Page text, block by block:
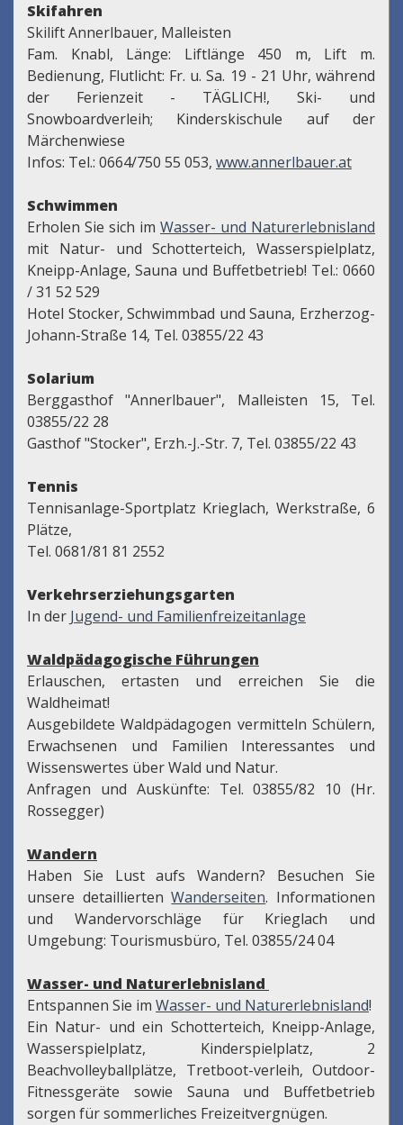
Skifahren
Skilift Annerlbauer, Malleisten
Fam. Knabl, Länge: Liftlänge 450 m, Lift m.
Bedienung, Flutlicht: Fr. u. Sa. 19 - 21 Uhr, während
der Ferienzeit - TÄGLICH!, Ski- und
Snowboardverleih; Kinderskischule auf der
Märchenwiese
Infos: Tel.: 0664/750 55 053, www.annerlbauer.at
Schwimmen
Erholen Sie sich im Wasser- und Naturerlebnisland
mit Natur- und Schotterteich, Wasserspielplatz,
Kneipp-Anlage, Sauna und Buffetbetrieb! Tel.: 0660
/ 31 52 529
Hotel Stocker, Schwimmbad und Sauna, Erzherzog-
Johann-Straße 14, Tel. 03855/22 43
Solarium
Berggasthof "Annerlbauer", Malleisten 15, Tel.
03855/22 28
Gasthof "Stocker", Erzh.-J.-Str. 7, Tel. 03855/22 43
Tennis
Tennisanlage-Sportplatz Krieglach, Werkstraße, 6
Plätze,
Tel. 0681/81 81 2552
Verkehrserziehungsgarten
In der Jugend- und Familienfreizeitanlage
Waldpädagogische Führungen
Erlauschen, ertasten und erreichen Sie die
Waldheimat!
Ausgebildete Waldpädagogen vermitteln Schülern,
Erwachsenen und Familien Interessantes und
Wissenswertes über Wald und Natur.
Anfragen und Auskünfte: Tel. 03855/82 10 (Hr.
Rossegger)
Wandern
Haben Sie Lust aufs Wandern? Besuchen Sie
unsere detailliertenWanderseiten. Informationen
und Wandervorschläge für Krieglach und
Umgebung: Tourismusbüro, Tel. 03855/24 04
Wasser- und Naturerlebnisland
Entspannen Sie im Wasser- und Naturerlebnisland!
Ein Natur- und ein Schotterteich, Kneipp-Anlage,
Wasserspielplatz, Kinderspielplatz, 2
Beachvolleyballplätze, Tretboot-verleih, Outdoor-
Fitnessgeräte sowie Sauna und Buffetbetrieb
sorgen für sommerliches Freizeitvergnügen.